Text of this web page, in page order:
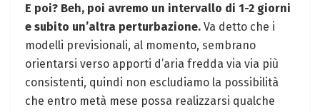
E poi? Beh, poi avremo un intervallo di 1-2 giorni
e subito un’altra perturbazione. Va detto che i
modelli previsionali, al momento, sembrano
orientarsi verso apporti d’aria fredda via via più
consistenti, quindi non escludiamo la possibilità
che entro metà mese possa realizzarsi qualche